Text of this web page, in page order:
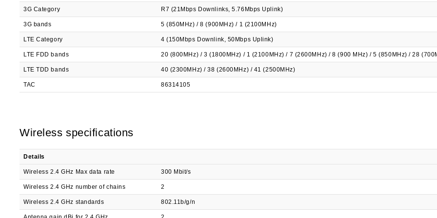
3G Category R7 (21Mbps Downlinks, 5.76Mbps Uplink)
3G bands 5 (850MHz) / 8 (900MHz) / 1 (2100MHz)
LTE Category 4 (150Mbps Downlink, 50Mbps Uplink)
LTE FDD bands 20 (800MHz) / 3 (1800MHz) / 1 (2100MHz) / 7 (2600MHz) / 8 (900 MHz) / 5 (850MHz) / 28
LTE TDD bands 40 (2300MHz) / 38 (2600MHz) / 41 (2500MHz)
TAC 86314105
Wireless specifications
Details
Wireless 2.4 GHz Max data rate 300 Mbit/s
Wireless 2.4 GHz number of chains 2
Wireless 2.4 GHz standards 802.11b/g/n